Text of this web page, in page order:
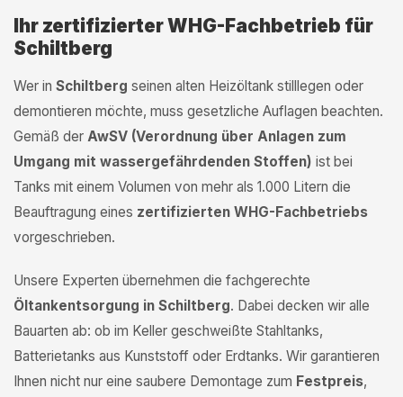
Ihr zertifizierter WHG-Fachbetrieb für
Schiltberg
Wer in Schiltberg seinen alten Heizöltank stilllegen oder
demontieren möchte, muss gesetzliche Auflagen beachten.
Gemäß der AwSV (Verordnung über Anlagen zum
Umgang mit wassergefährdenden Stoffen) ist bei
Tanks mit einem Volumen von mehr als 1.000 Litern die
Beauftragung eines zertifizierten WHG-Fachbetriebs
vorgeschrieben.
Unsere Experten übernehmen die fachgerechte
Öltankentsorgung in Schiltberg. Dabei decken wir alle
Bauarten ab: ob im Keller geschweißte Stahltanks,
Batterietanks aus Kunststoff oder Erdtanks. Wir garantieren
Ihnen nicht nur eine saubere Demontage zum Festpreis,